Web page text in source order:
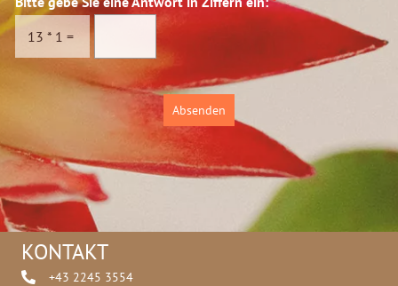
a
t
s
c
u
13 * 1 =
Absenden
KONTAKT
+43 2245 3554